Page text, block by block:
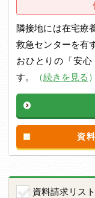
隣接地には在宅療
救急センターを有
おひとりの「安
す。
（続きを見る ）
資
資料請求リス